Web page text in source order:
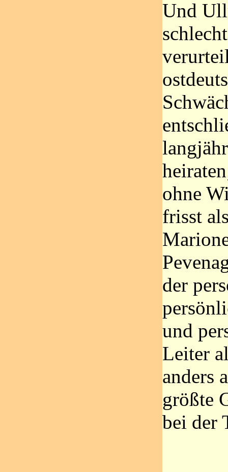
Und
ohne
frisst
der
und
Leiter
anders
größte
bei der